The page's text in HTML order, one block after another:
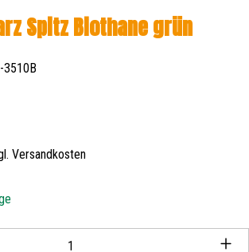
Spitz Biothane grün
3510B
Versandkosten
den gewünschten Wert ein oder